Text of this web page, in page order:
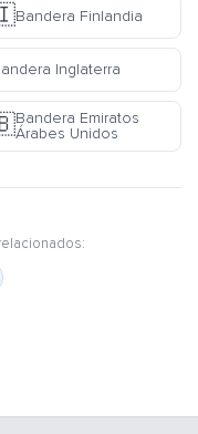
Bandera Finlandia
Inglaterra
Bandera Emiratos
Árabes Unidos